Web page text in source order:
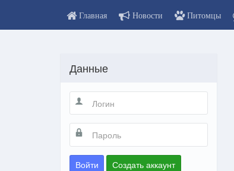
Главная Новости Питомцы
Данные
Войти Создать аккаунт